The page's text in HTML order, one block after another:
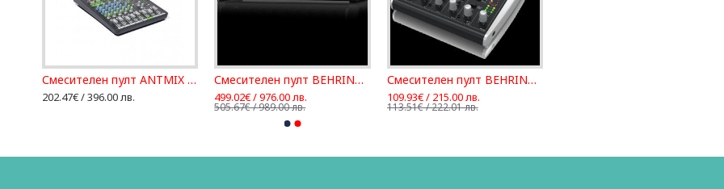
Смесителен пулт ANTMIX 8FX - 8 канална конзола
202.47€ / 396.00 лв.
Смесителен пулт BEHRINGER SD8
499.02€ / 976.00 лв.
505.67€ / 989.00 лв.
Смесителен пулт BEHRINGER XENYX 802S
109.93€ / 215.00 лв.
113.51€ / 222.01 лв.